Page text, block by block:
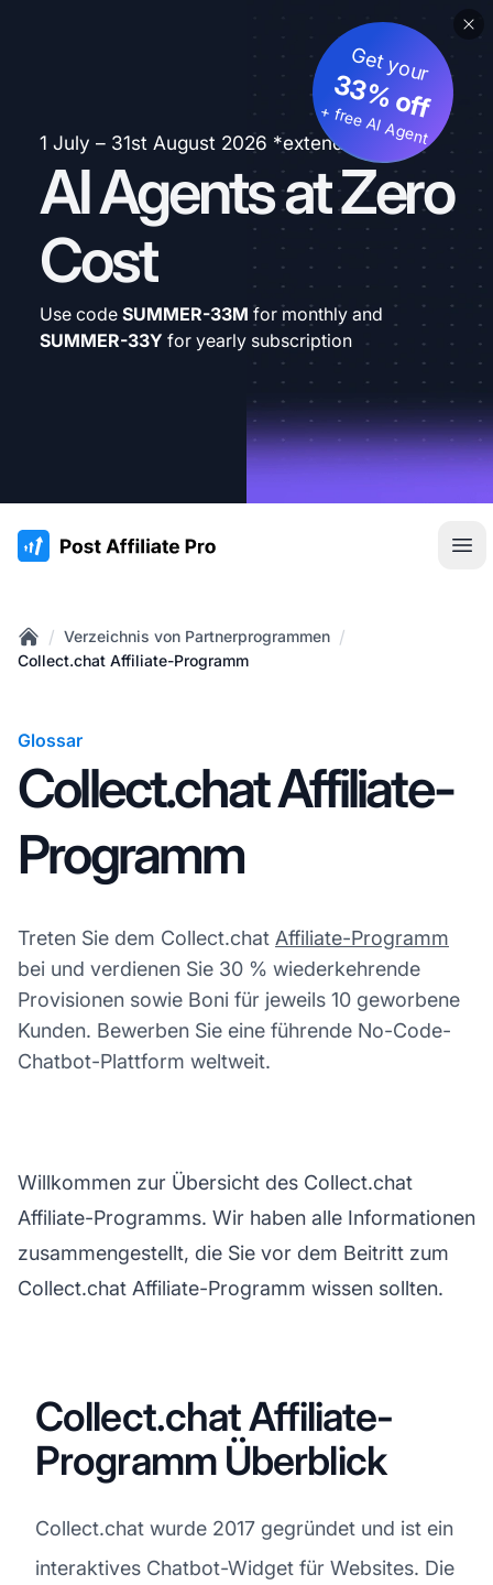
1 July – 31st August 2026 *extended
AI Agents at Zero
Cost
Get your
33% off
+ free AI Agent
Use code SUMMER-33M for monthly and
SUMMER-33Y for yearly subscription
:site.title
Home
/ Verzeichnis von Partnerprogrammen /
Collect.chat Affiliate-Programm
Glossar
Collect.chat Affiliate-
Programm
Treten Sie dem Collect.chat Affiliate-Programm
bei und verdienen Sie 30 % wiederkehrende
Provisionen sowie Boni für jeweils 10 geworbene
Kunden. Bewerben Sie eine führende No-Code-
Chatbot-Plattform weltweit.
Willkommen zur Übersicht des Collect.chat
Affiliate-Programms. Wir haben alle Informationen
zusammengestellt, die Sie vor dem Beitritt zum
Collect.chat Affiliate-Programm wissen sollten.
Collect.chat Affiliate-
Programm Überblick
Collect.chat wurde 2017 gegründet und ist ein
interaktives Chatbot-Widget für Websites. Die